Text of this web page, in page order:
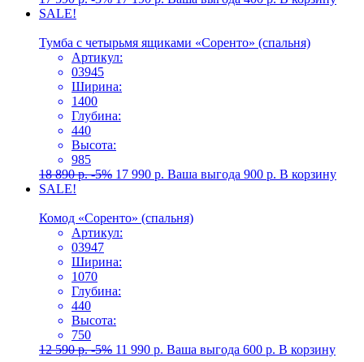
SALE!
Тумба с четырьмя ящиками «Соренто» (спальня)
Артикул:
03945
Ширина:
1400
Глубина:
440
Высота:
985
18 890р. -5% 17 990 р. Ваша выгода 900 р. В корзину
SALE!
Комод «Соренто» (спальня)
Артикул:
03947
Ширина:
1070
Глубина:
440
Высота:
750
12 590р. -5% 11 990 р. Ваша выгода 600 р. В корзину